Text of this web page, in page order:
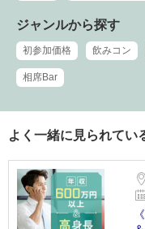
ジャンルから探す
初参加価格 飲みコン
相席Bar
よく一緒に見られてい